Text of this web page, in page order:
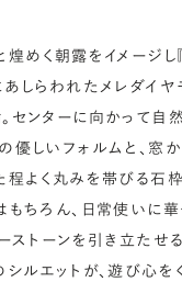
めく朝露をイメージし
あしらわれたメレダイヤ
センターに向かって自
優しいフォルムと、窓
程よく丸みを帯びる石
もちろん、日常使いに
ストーンを引き立たせ
ルエットが、遊び心を